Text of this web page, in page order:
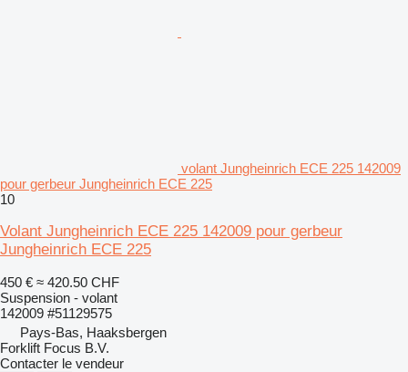
volant Jungheinrich ECE 225 142009
pour gerbeur Jungheinrich ECE 225
10
Volant Jungheinrich ECE 225 142009 pour gerbeur
Jungheinrich ECE 225
450 € ≈ 420.50 CHF
Suspension - volant
142009 #51129575
Pays-Bas, Haaksbergen
Forklift Focus B.V.
Contacter le vendeur